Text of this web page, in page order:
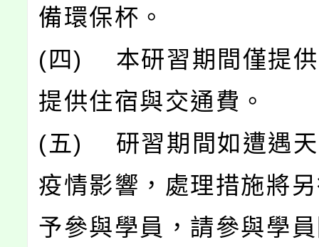
備環保杯。
(四) 本研習期間僅提供
提供住宿與交通費。
(五) 研習期間如遭遇天
疫情影響，處理措施將
予參與學員，請參與學